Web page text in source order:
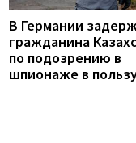
В Германии
гражданина
по подозрению в
шпионаже в